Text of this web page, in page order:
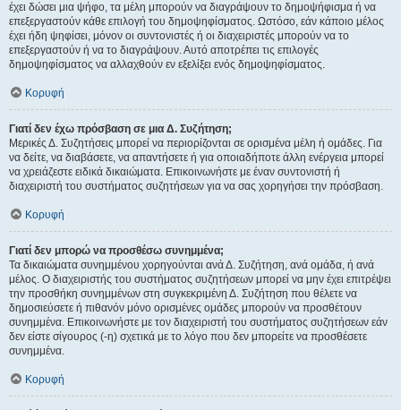
έχει δώσει μια ψήφο, τα μέλη μπορούν να διαγράψουν το δημοψήφισμα ή να
επεξεργαστούν κάθε επιλογή του δημοψηφίσματος. Ωστόσο, εάν κάποιο μέλος
έχει ήδη ψηφίσει, μόνον οι συντονιστές ή οι διαχειριστές μπορούν να το
επεξεργαστούν ή να το διαγράψουν. Αυτό αποτρέπει τις επιλογές
δημοψηφίσματος να αλλαχθούν εν εξελίξει ενός δημοψηφίσματος.
Κορυφή
Γιατί δεν έχω πρόσβαση σε μια Δ. Συζήτηση;
Μερικές Δ. Συζητήσεις μπορεί να περιορίζονται σε ορισμένα μέλη ή ομάδες. Για
να δείτε, να διαβάσετε, να απαντήσετε ή για οποιαδήποτε άλλη ενέργεια μπορεί
να χρειάζεστε ειδικά δικαιώματα. Επικοινωνήστε με έναν συντονιστή ή
διαχειριστή του συστήματος συζητήσεων για να σας χορηγήσει την πρόσβαση.
Κορυφή
Γιατί δεν μπορώ να προσθέσω συνημμένα;
Τα δικαιώματα συνημμένου χορηγούνται ανά Δ. Συζήτηση, ανά ομάδα, ή ανά
μέλος. Ο διαχειριστής του συστήματος συζητήσεων μπορεί να μην έχει επιτρέψει
την προσθήκη συνημμένων στη συγκεκριμένη Δ. Συζήτηση που θέλετε να
δημοσιεύσετε ή πιθανόν μόνο ορισμένες ομάδες μπορούν να προσθέτουν
συνημμένα. Επικοινωνήστε με τον διαχειριστή του συστήματος συζητήσεων εάν
δεν είστε σίγουρος (-η) σχετικά με το λόγο που δεν μπορείτε να προσθέσετε
συνημμένα.
Κορυφή